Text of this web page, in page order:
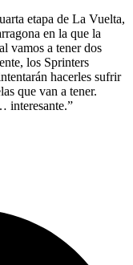
etapa de La Vuelta,
en la que la
vamos a tener dos
los Sprinters
hacerles sufrir
que van a tener.
interesante.”